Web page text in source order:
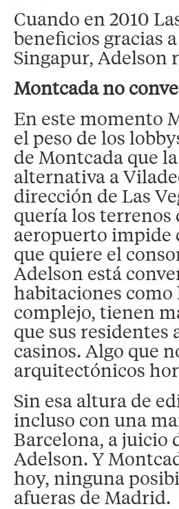
Cuando en 2010
beneficios gracias
Singapur, Adelson
Montcada no
En este momento
el peso de los
de Montcada que
alternativa a
dirección de Las
quería los terrenos
aeropuerto impide
que quiere el
Adelson está
habitaciones
complejo, tienen
que sus residentes
casinos. Algo que
arquitectónicos
Sin esa altura de
incluso con una
Barcelona, a juicio
Adelson. Y
hoy, ninguna
afueras de Madrid.